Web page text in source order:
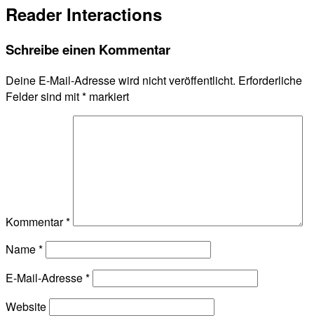
Reader Interactions
Schreibe einen Kommentar
Deine E-Mail-Adresse wird nicht veröffentlicht. Erforderliche
Felder sind mit* markiert
Kommentar*
Name*
E-Mail-Adresse*
Website